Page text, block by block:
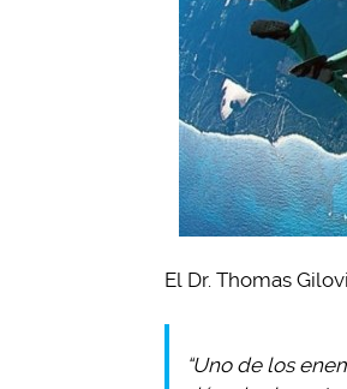
El Dr. Thomas
“Uno de los